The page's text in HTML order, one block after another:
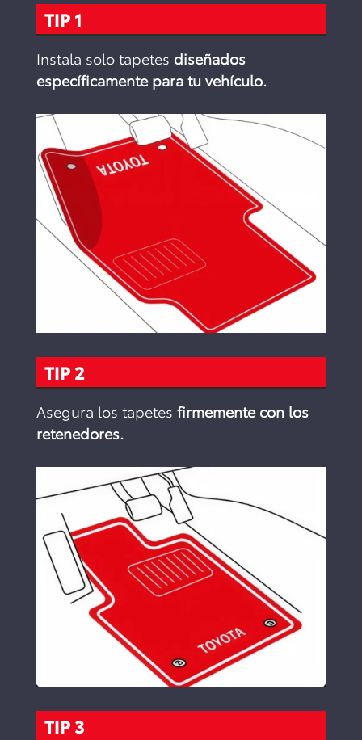
TIP 1
Instala solo tapetes diseñados
específicamente para tu vehículo.
TIP 2
Asegura los tapetes firmemente con los
retenedores.
TIP 3